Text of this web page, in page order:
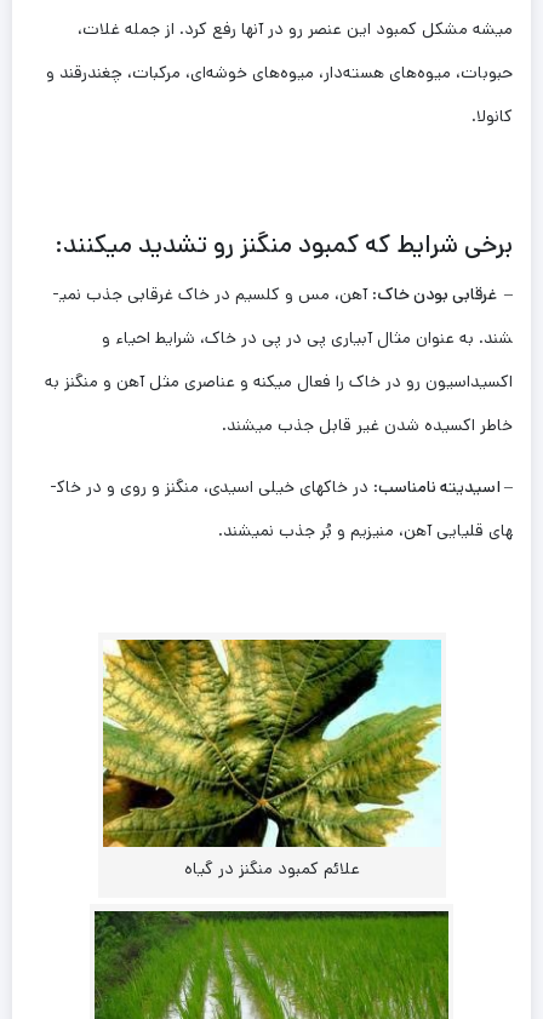
میشه مشکل کمبود این عنصر رو در آنها رفع کرد. از جمله غلات،
حبوبات، میوه‌های هسته‌دار، میوه‌های خوشه‌ای، مرکبات، چغندرقند و
کانولا.
برخی شرایط که کمبود منگنز رو تشدید می­کنند:
– غرقابی بودن خاک: آهن، مس و کلسيم در خاک غرقابی جذب نمی­­
شند. به عنوان مثال آبياری پی در پی در خاک، شرايط احياء و
اکسيداسيون رو در خاک را فعال می­کنه و عناصری مثل آهن و منگنز به
خاطر اکسيده شدن غير قابل جذب می­شند.
– اسیدیته نامناسب: در خاک­های خيلی اسيدی، منگنز و روی و در خاک­
های­ قليايی آهن، منيزيم و بُر جذب نمی­­شند.
علائم کمبود منگنز در گیاه